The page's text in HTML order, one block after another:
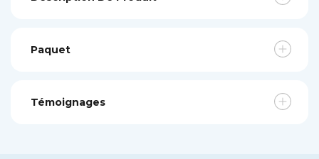
Paquet
Témoignages